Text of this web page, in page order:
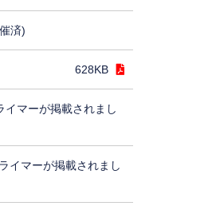
済)
628KB
マーが掲載されまし
イマーが掲載されまし